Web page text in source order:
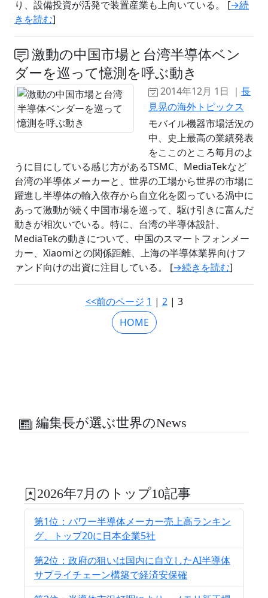
り、設備投資が活発で装置産業も上向いている。 [→続
きを読む]
激動の中国市場と台湾半導体ベン
ダーを巡って憶測を呼ぶ動き
2014年12月 1日 ｜ 長
見晃の海外トピックス
モバイル機器市場活況の
中、史上最高の業績発表
をここのところ毎月のよ
うに目にしている感じ方があるTSMC、MediaTekなど
台湾の半導体メーカーと、世界の工場から世界の市場に
躍進し半導体の輸入依存から自立化を図っている渦中に
あって激動が続く中国市場を巡って、駆け引きに富んだ
動きが相次いでいる。特に、台湾の半導体設計、
MediaTekの動きについて、中国のスマートフォンメー
カー、Xiaomiとの関係距離、上海の半導体業界向けフ
ァンド向けの出資に注目している。 [→続きを読む]
<<前のページ 1 | 2| 3
HOME
編集長が選ぶ世界のNews
2026年7月のトップ10記事
第1位：パワー半導体メーカー売上高ランキン
グ、トップ20に日本企業5社
第2位：政府の狙いは国内に自立したAI半導体
サプライチェーン構築で経済安保確